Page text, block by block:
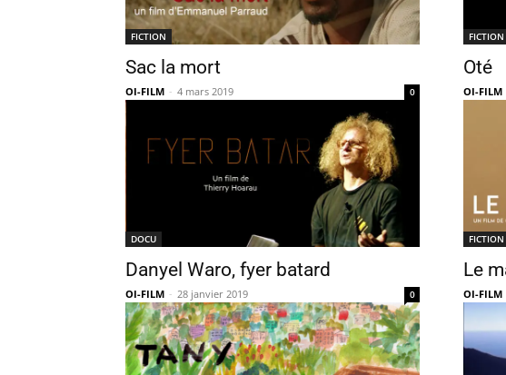
FICTION
Sac la mort
OI-FILM - 4 mars 2019 0
FICTION
Oté
OI-FILM
DOCU
Danyel Waro, fyer batard
OI-FILM - 28 janvier 2019 0
FICTION
Le
OI-FILM